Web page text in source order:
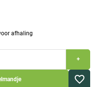
+
afhaling